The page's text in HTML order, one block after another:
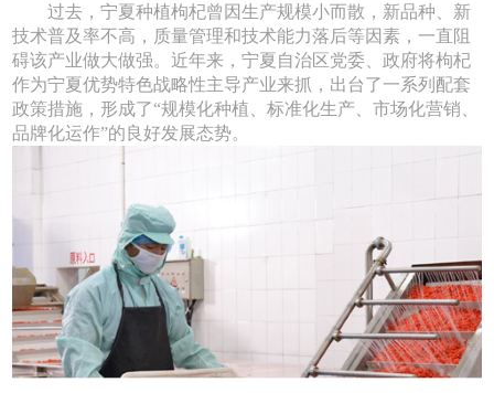
过去，宁夏种植枸杞曾因生产规模小而散，新品种、新
技术普及率不高，质量管理和技术能力落后等因素，一直阻
碍该产业做大做强。近年来，宁夏自治区党委、政府将枸杞
作为宁夏优势特色战略性主导产业来抓，出台了一系列配套
政策措施，形成了“规模化种植、标准化生产、市场化营销、
品牌化运作”的良好发展态势。